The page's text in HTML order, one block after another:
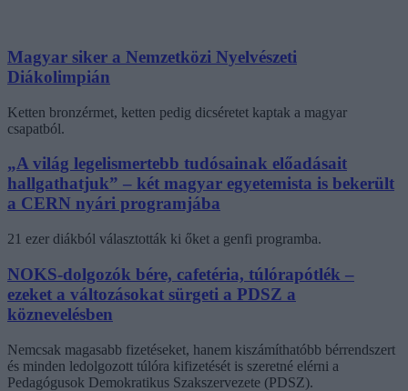
Magyar siker a Nemzetközi Nyelvészeti
Diákolimpián
Ketten bronzérmet, ketten pedig dicséretet kaptak a magyar
csapatból.
„A világ legelismertebb tudósainak előadásait
hallgathatjuk” – két magyar egyetemista is bekerült
a CERN nyári programjába
21 ezer diákból választották ki őket a genfi programba.
NOKS-dolgozók bére, cafetéria, túlórapótlék –
ezeket a változásokat sürgeti a PDSZ a
köznevelésben
Nemcsak magasabb fizetéseket, hanem kiszámíthatóbb bérrendszert
és minden ledolgozott túlóra kifizetését is szeretné elérni a
Pedagógusok Demokratikus Szakszervezete (PDSZ).